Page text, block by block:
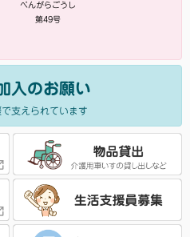
べんがらごうし
第49号
入のお願い
支えられています